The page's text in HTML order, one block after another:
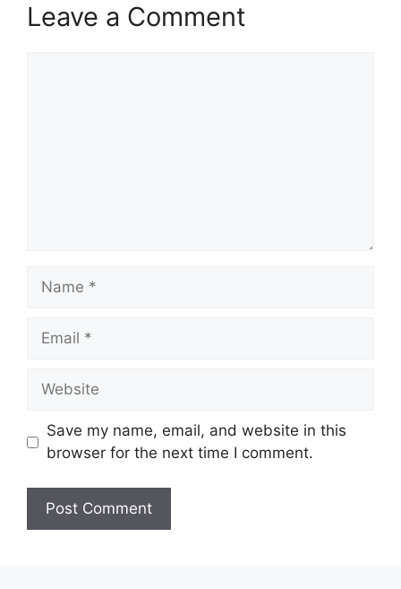
Leave a Comment
Name
Email
Website
Save my name, email, and website in this
browser for the next time I comment.